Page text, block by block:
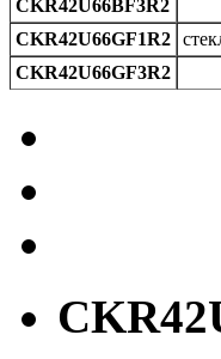
CKR42U66BF3R2
CKR42U66GF1R2
CKR42U66GF3R2